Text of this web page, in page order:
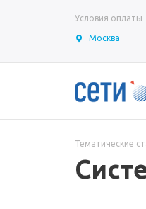
Условия оплаты
Москва
Тематические